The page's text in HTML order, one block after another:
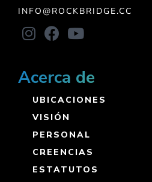
INFO@ROCKBRIDGE.CC
Acerca de
UBICACIONES
VISIÓN
PERSONAL
CREENCIAS
ESTATUTOS